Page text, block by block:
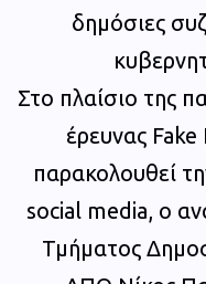
δημόσιες
Στο πλαίσιο της
έρευνας
παρακολουθεί
social media, ο
Τμήματος